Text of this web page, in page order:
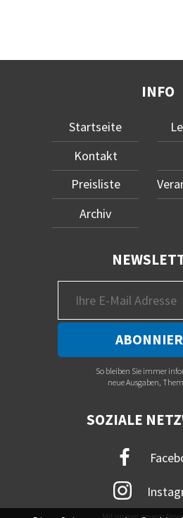
INFO
Startseite
Kontakt
Preisliste
Archiv
So bleiben Sie immer
neue Ausgaben,
SOZIALE